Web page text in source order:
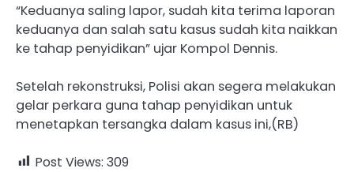
“Keduanya saling lapor, sudah kita terima laporan
keduanya dan salah satu kasus sudah kita naikkan
ke tahap penyidikan” ujar Kompol Dennis.
Setelah rekonstruksi, Polisi akan segera melakukan
gelar perkara guna tahap penyidikan untuk
menetapkan tersangka dalam kasus ini,(RB)
Post Views: 309